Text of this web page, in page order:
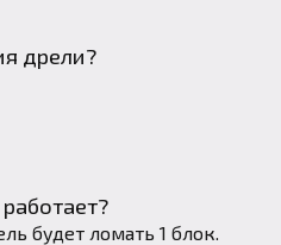
дрели?
будет ломать 1 блок.